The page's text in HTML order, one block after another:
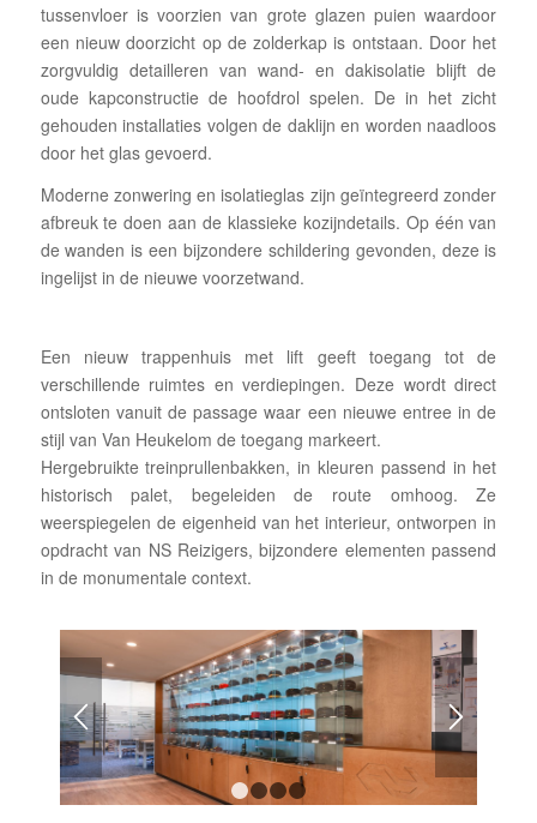
tussenvloer is voorzien van grote glazen puien waardoor
een nieuw doorzicht op de zolderkap is ontstaan. Door het
zorgvuldig detailleren van wand- en dakisolatie blijft de
oude kapconstructie de hoofdrol spelen. De in het zicht
gehouden installaties volgen de daklijn en worden naadloos
door het glas gevoerd.
Moderne zonwering en isolatieglas zijn geïntegreerd zonder
afbreuk te doen aan de klassieke kozijndetails. Op één van
de wanden is een bijzondere schildering gevonden, deze is
ingelijst in de nieuwe voorzetwand.
Een nieuw trappenhuis met lift geeft toegang tot de
verschillende ruimtes en verdiepingen. Deze wordt direct
ontsloten vanuit de passage waar een nieuwe entree in de
stijl van Van Heukelom de toegang markeert.
Hergebruikte treinprullenbakken, in kleuren passend in het
historisch palet, begeleiden de route omhoog. Ze
weerspiegelen de eigenheid van het interieur, ontworpen in
opdracht van NS Reizigers, bijzondere elementen passend
in de monumentale context.
1 2 3 4